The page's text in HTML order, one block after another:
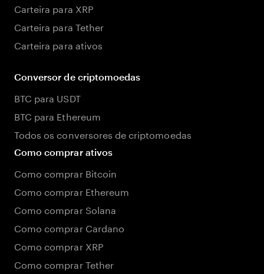
Carteira para XRP
Carteira para Tether
Carteira para ativos
Conversor de criptomoedas
BTC para USDT
BTC para Ethereum
Todos os conversores de criptomoedas
Como comprar ativos
Como comprar Bitcoin
Como comprar Ethereum
Como comprar Solana
Como comprar Cardano
Como comprar XRP
Como comprar Tether